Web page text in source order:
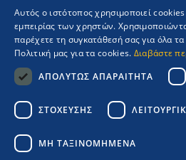
Ακαδημίας 32, 106 72,
T. +30 210
F. +30 210
Copyrights
ΜΗ.Τ.Ε
Αυτός ο ιστότοπος χρησιμοποιεί
εμπειρίας των χρηστών.
παρέχετε τη συγκατάθεσή σας για όλα
Πολιτική μας για τα cookies. Διαβάστε
ΑΠΟΛΎΤΩΣ ΑΠΑΡΑΊΤΗΤΑ
ΣΤΌΧΕΥΣΗΣ
ΜΗ ΤΑΞΙΝΟΜΗΜΈΝΑ